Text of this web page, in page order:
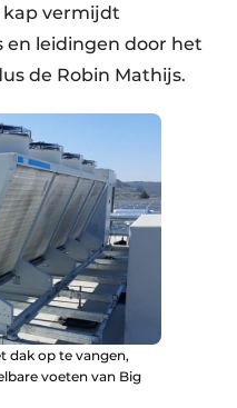
vermijdt
en leidingen door het
de Robin Mathijs.
dak op te vangen,
voeten van Big